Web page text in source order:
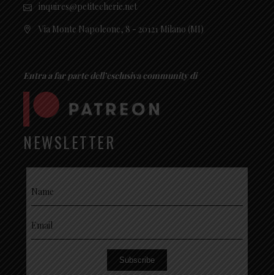
inquires@petitecherie.net
Via Monte Napoleone, 8 - 20121 Milano (MI)
Entra a far parte dell’esclusiva community di
NEWSLETTER
Subscribe